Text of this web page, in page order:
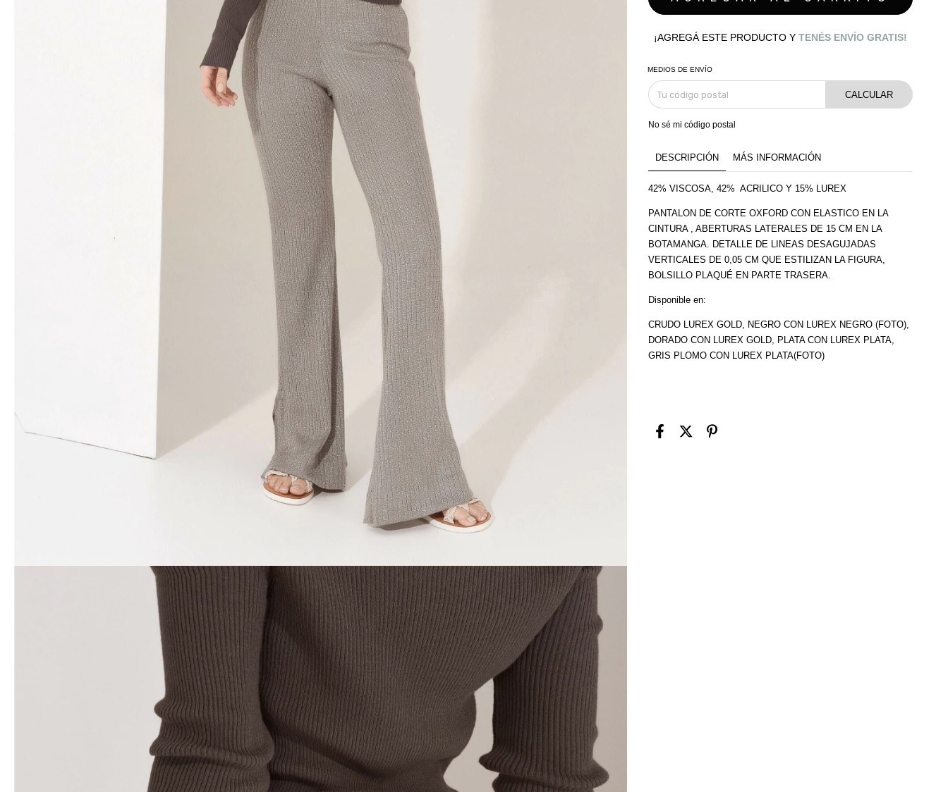
¡AGREGÁ ESTE PRODUCTO YTENÉS ENVÍO GRATIS!
MEDIOS DE ENVÍO
CALCULAR
No sé mi código postal
DESCRIPCIÓN MÁS INFORMACIÓN
42% VISCOSA, 42% ACRILICO Y 15% LUREX
PANTALON DE CORTE OXFORD CON ELASTICO EN LA
CINTURA , ABERTURAS LATERALES DE 15 CM EN LA
BOTAMANGA. DETALLE DE LINEAS DESAGUJADAS
VERTICALES DE 0,05 CM QUE ESTILIZAN LA FIGURA,
BOLSILLO PLAQUÉ EN PARTE TRASERA.
Disponible en:
CRUDO LUREX GOLD, NEGRO CON LUREX NEGRO (FOTO),
DORADO CON LUREX GOLD, PLATA CON LUREX PLATA,
GRIS PLOMO CON LUREX PLATA(FOTO)